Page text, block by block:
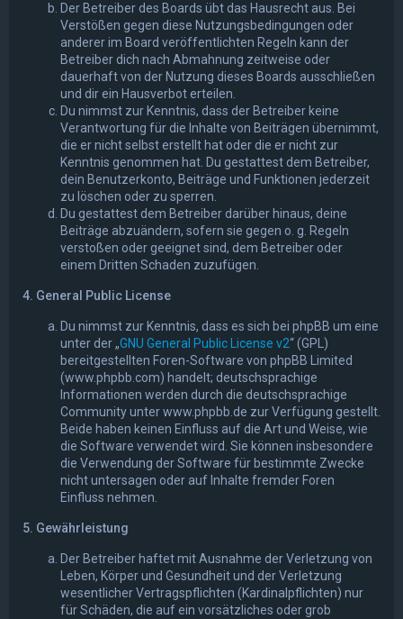
Der Betreiber des Boards übt das Hausrecht aus. Bei
Verstößen gegen diese Nutzungsbedingungen oder
anderer im Board veröffentlichten Regeln kann der
Betreiber dich nach Abmahnung zeitweise oder
dauerhaft von der Nutzung dieses Boards ausschließen
und dir ein Hausverbot erteilen.
Du nimmst zur Kenntnis, dass der Betreiber keine
Verantwortung für die Inhalte von Beiträgen übernimmt,
die er nicht selbst erstellt hat oder die er nicht zur
Kenntnis genommen hat. Du gestattest dem Betreiber,
dein Benutzerkonto, Beiträge und Funktionen jederzeit
zu löschen oder zu sperren.
Du gestattest dem Betreiber darüber hinaus, deine
Beiträge abzuändern, sofern sie gegen o. g. Regeln
verstoßen oder geeignet sind, dem Betreiber oder
einem Dritten Schaden zuzufügen.
4. General Public License
Du nimmst zur Kenntnis, dass es sich bei phpBB um eine
unter der „GNU General Public License v2“ (GPL)
bereitgestellten Foren-Software von phpBB Limited
(www.phpbb.com) handelt; deutschsprachige
Informationen werden durch die deutschsprachige
Community unter www.phpbb.de zur Verfügung gestellt.
Beide haben keinen Einfluss auf die Art und Weise, wie
die Software verwendet wird. Sie können insbesondere
die Verwendung der Software für bestimmte Zwecke
nicht untersagen oder auf Inhalte fremder Foren
Einfluss nehmen.
5. Gewährleistung
Der Betreiber haftet mit Ausnahme der Verletzung von
Leben, Körper und Gesundheit und der Verletzung
wesentlicher Vertragspflichten (Kardinalpflichten) nur
für Schäden, die auf ein vorsätzliches oder grob